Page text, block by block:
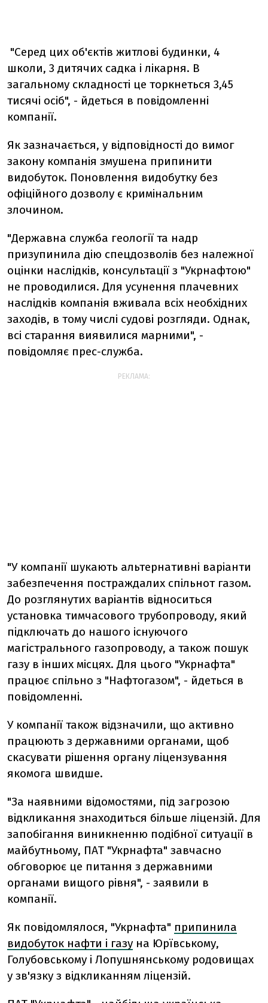
"Серед цих об'єктів житлові будинки, 4
школи, 3 дитячих садка і лікарня. В
загальному складності це торкнеться 3,45
тисячі осіб", - йдеться в повідомленні
компанії.
Як зазначається, у відповідності до вимог
закону компанія змушена припинити
видобуток. Поновлення видобутку без
офіційного дозволу є кримінальним
злочином.
"Державна служба геології та надр
призупинила дію спецдозволів без належної
оцінки наслідків, консультації з "Укрнафтою"
не проводилися. Для усунення плачевних
наслідків компанія вживала всіх необхідних
заходів, в тому числі судові розгляди. Однак,
всі старання виявилися марними", -
повідомляє прес-служба.
РЕКЛАМА:
"У компанії шукають альтернативні варіанти
забезпечення постраждалих спільнот газом.
До розглянутих варіантів відноситься
установка тимчасового трубопроводу, який
підключать до нашого існуючого
магістрального газопроводу, а також пошук
газу в інших місцях. Для цього "Укрнафта"
працює спільно з "Нафтогазом", - йдеться в
повідомленні.
У компанії також відзначили, що активно
працюють з державними органами, щоб
скасувати рішення органу ліцензування
якомога швидше.
"За наявними відомостями, під загрозою
відкликання знаходиться більше ліцензій. Для
запобігання виникненню подібної ситуації в
майбутньому, ПАТ "Укрнафта" завчасно
обговорює це питання з державними
органами вищого рівня", - заявили в
компанії.
Як повідомлялося, "Укрнафта" припинила
видобуток нафти і газу на Юрївському,
Голубовському і Лопушнянському родовищах
у зв'язку з відкликанням ліцензій.